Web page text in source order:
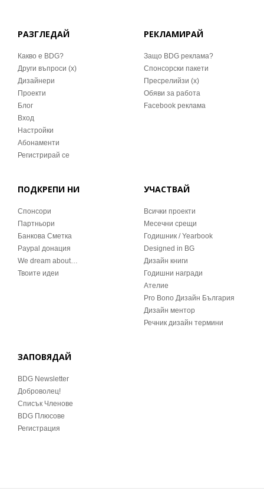
РАЗГЛЕДАЙ
Какво е BDG?
Други въпроси (x)
Дизайнери
Проекти
Блог
Вход
Настройки
Абонаменти
Регистрирай се
РЕКЛАМИРАЙ
Защо BDG реклама?
Спонсорски пакети
Пресрелийзи (x)
Обяви за работа
Facebook реклама
ПОДКРЕПИ НИ
Спонсори
Партньори
Банкова Сметка
Paypal донация
We dream about…
Твоите идеи
УЧАСТВАЙ
Всички проекти
Месечни срещи
Годишник / Yearbook
Designed in BG
Дизайн книги
Годишни награди
Ателие
Pro Bono Дизайн България
Дизайн ментор
Речник дизайн термини
ЗАПОВЯДАЙ
BDG Newsletter
Доброволец!
Списък Членове
BDG Плюсове
Регистрация